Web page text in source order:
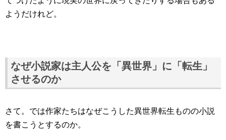
ようだけれど。
なぜ小説家は主人公を「異世界」に「転生」
させるのか
さて。では作家たちはなぜこうした異世界転生ものの小説
を書こうとするのか。